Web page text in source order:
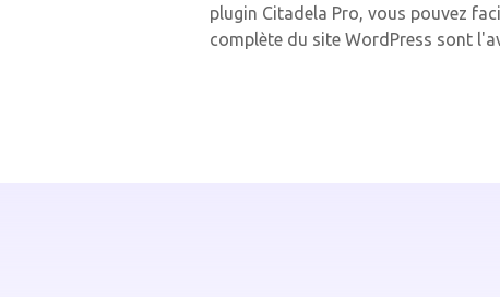
plugin Citadela Pro, vous pouvez
complète du site WordPress sont